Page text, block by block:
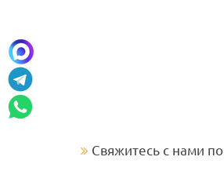
Свяжитесь с нами